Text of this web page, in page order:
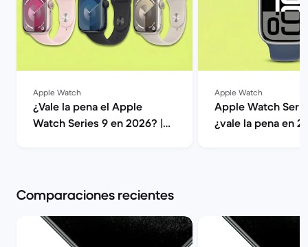
Apple Watch
¿Vale la pena el Apple
Watch Series 9 en 2026? |
Apple Watch
Apple Watch
¿vale la pena en
Comparaciones recientes